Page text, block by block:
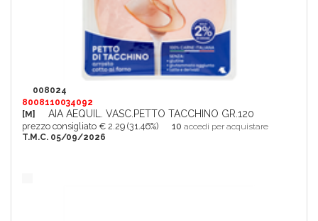
008024
8008110034092
[M]
AIA AEQUIL. VASC.PETTO TACCHINO GR.120
prezzo consigliato € 2.29 (31.46%) 10 accedi per acquistare
T.M.C. 05/09/2026